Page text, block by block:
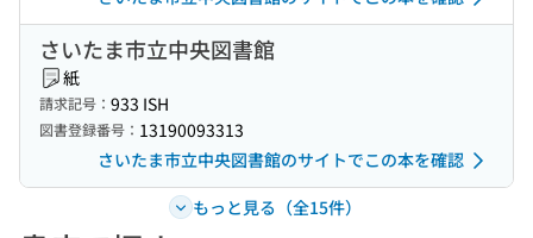
さいたま市立中央図書館
紙
請求記号： 933 ISH
図書登録番号： 13190093313
さいたま市立中央図書館のサイトでこの本を確認
もっと見る（全15件）